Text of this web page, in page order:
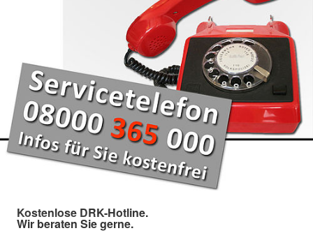
Kostenlose DRK-Hotline.
Wir beraten Sie gerne.